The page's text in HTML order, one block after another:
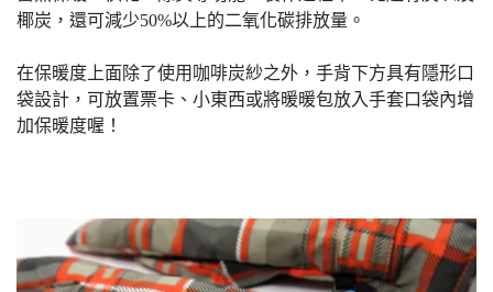
椰炭，還可減少50%以上的二氧化碳排放量。
在保暖度上面除了使用咖啡炭紗之外，手背下方具有隱形口
袋設計，可放置票卡、小東西或將暖暖包放入手套口袋內增
加保暖度喔！